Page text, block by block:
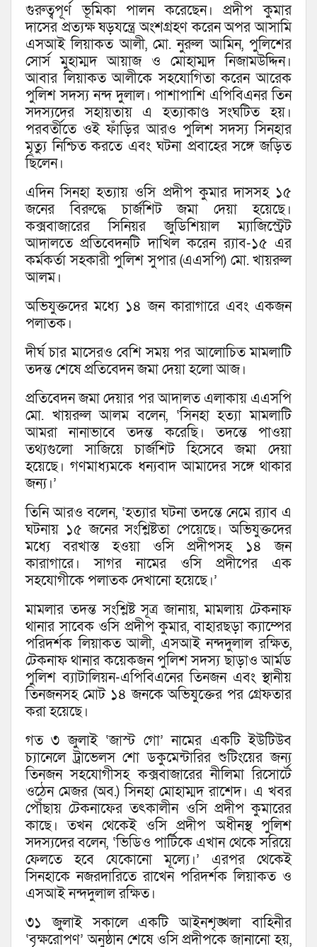
গুরুত্বপূর্ণ ভূমিকা পালন করেছেন। প্রদীপ কুমার
দাসের প্রত্যক্ষ ষড়যন্ত্রে অংশগ্রহণ করেন অপর আসামি
এসআই লিয়াকত আলী, মো. নুরুল আমিন, পুলিশের
সোর্স মুহাম্মদ আয়াজ ও মোহাম্মদ নিজামউদ্দিন।
আবার লিয়াকত আলীকে সহযোগিতা করেন আরেক
পুলিশ সদস্য নন্দ দুলাল। পাশাপাশি এপিবিএনর তিন
সদস্যদের সহায়তায় এ হত্যাকাণ্ড সংঘটিত হয়।
পরবর্তীতে ওই ফাঁড়ির আরও পুলিশ সদস্য সিনহার
মৃত্যু নিশ্চিত করতে এবং ঘটনা প্রবাহের সঙ্গে জড়িত
ছিলেন।
এদিন সিনহা হত্যায় ওসি প্রদীপ কুমার দাসসহ ১৫
জনের বিরুদ্ধে চার্জশিট জমা দেয়া হয়েছে।
কক্সবাজারের সিনিয়র জুডিশিয়াল ম্যাজিস্ট্রেট
আদালতে প্রতিবেদনটি দাখিল করেন র‍্যাব-১৫ এর
কর্মকর্তা সহকারী পুলিশ সুপার (এএসপি) মো. খায়রুল
আলম।
অভিযুক্তদের মধ্যে ১৪ জন কারাগারে এবং একজন
পলাতক।
দীর্ঘ চার মাসেরও বেশি সময় পর আলোচিত মামলাটি
তদন্ত শেষে প্রতিবেদন জমা দেয়া হলো আজ।
প্রতিবেদন জমা দেয়ার পর আদালত এলাকায় এএসপি
মো. খায়রুল আলম বলেন, ‘সিনহা হত্যা মামলাটি
আমরা নানাভাবে তদন্ত করেছি। তদন্তে পাওয়া
তথ্যগুলো সাজিয়ে চার্জশিট হিসেবে জমা দেয়া
হয়েছে। গণমাধ্যমকে ধন্যবাদ আমাদের সঙ্গে থাকার
জন্য।’
তিনি আরও বলেন, ‘হত্যার ঘটনা তদন্তে নেমে র‌্যাব এ
ঘটনায় ১৫ জনের সংশ্লিষ্টতা পেয়েছে। অভিযুক্তদের
মধ্যে বরখাস্ত হওয়া ওসি প্রদীপসহ ১৪ জন
কারাগারে। সাগর নামের ওসি প্রদীপের এক
সহযোগীকে পলাতক দেখানো হয়েছে।’
মামলার তদন্ত সংশ্লিষ্ট সূত্র জানায়, মামলায় টেকনাফ
থানার সাবেক ওসি প্রদীপ কুমার, বাহারছড়া ক্যাম্পের
পরিদর্শক লিয়াকত আলী, এসআই নন্দদুলাল রক্ষিত,
টেকনাফ থানার কয়েকজন পুলিশ সদস্য ছাড়াও আর্মড
পুলিশ ব্যাটালিয়ন-এপিবিএনের তিনজন এবং স্থানীয়
তিনজনসহ মোট ১৪ জনকে অভিযুক্তের পর গ্রেফতার
করা হয়েছে।
গত ৩ জুলাই ‘জাস্ট গো’ নামের একটি ইউটিউব
চ্যানেলে ট্রাভেলস শো ডকুমেন্টারির শুটিংয়ের জন্য
তিনজন সহযোগীসহ কক্সবাজারের নীলিমা রিসোর্টে
ওঠেন মেজর (অব.) সিনহা মোহাম্মদ রাশেদ। এ খবর
পৌঁছায় টেকনাফের তৎকালীন ওসি প্রদীপ কুমারের
কাছে। তখন থেকেই ওসি প্রদীপ অধীনস্থ পুলিশ
সদস্যদের বলেন, ‘ভিডিও পার্টিকে এখান থেকে সরিয়ে
ফেলতে হবে যেকোনো মূল্যে।’ এরপর থেকেই
সিনহাকে নজরদারিতে রাখেন পরিদর্শক লিয়াকত ও
এসআই নন্দদুলাল রক্ষিত।
৩১ জুলাই সকালে একটি আইনশৃঙ্খলা বাহিনীর
‘বৃক্ষরোপণ’ অনুষ্ঠান শেষে ওসি প্রদীপকে জানানো হয়,